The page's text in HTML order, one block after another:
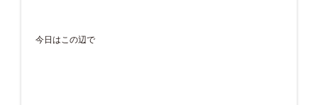
今日はこの辺で